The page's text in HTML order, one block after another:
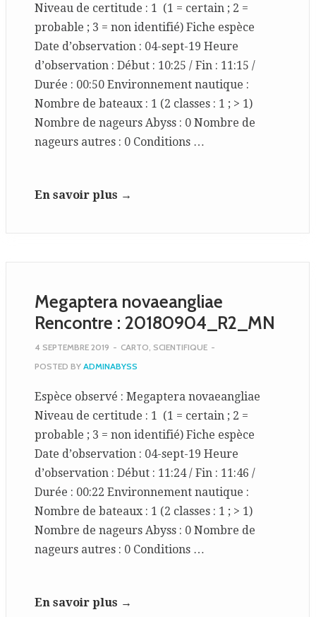
Niveau de certitude : 1 (1 = certain ; 2 =
probable ; 3 = non identifié) Fiche espèce
Date d’observation : 04-sept-19 Heure
d’observation : Début : 10:25 / Fin : 11:15 /
Durée : 00:50 Environnement nautique :
Nombre de bateaux : 1 (2 classes : 1 ; > 1)
Nombre de nageurs Abyss : 0 Nombre de
nageurs autres : 0 Conditions …
En savoir plus →
Megaptera novaeangliae
Rencontre : 20180904_R2_MN
4 SEPTEMBRE 2019 - CARTO, SCIENTIFIQUE -
POSTED BY ADMINABYSS
Espèce observé : Megaptera novaeangliae
Niveau de certitude : 1 (1 = certain ; 2 =
probable ; 3 = non identifié) Fiche espèce
Date d’observation : 04-sept-19 Heure
d’observation : Début : 11:24 / Fin : 11:46 /
Durée : 00:22 Environnement nautique :
Nombre de bateaux : 1 (2 classes : 1 ; > 1)
Nombre de nageurs Abyss : 0 Nombre de
nageurs autres : 0 Conditions …
En savoir plus →